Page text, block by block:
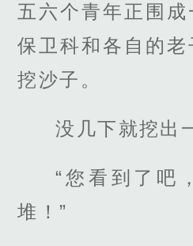
五六个青年正围
保卫科和各自的
挖沙子。
没几下就挖出
“您看到了吧
堆！”